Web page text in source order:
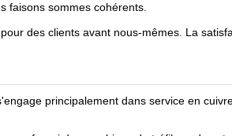
faisons sommes cohérents.
des clients avant nous-mêmes. La
principalement dans service en